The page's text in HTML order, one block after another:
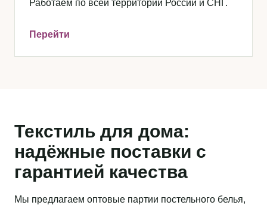
Работаем по всей территории России и СНГ.
Перейти
Текстиль для дома:
надёжные поставки с
гарантией качества
Мы предлагаем оптовые партии постельного белья,